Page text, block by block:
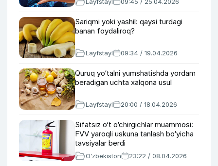
Sariqmi yoki yashil: qaysi turdagi
banan foydaliroq?
Layfstayl 09:34 / 19.04.2026
Quruq yo‘talni yumshatishda yordam
beradigan uchta xalqona usul
Layfstayl 20:00 / 18.04.2026
Sifatsiz o‘t o‘chirgichlar muammosi:
FVV yaroqli uskuna tanlash bo‘yicha
tavsiyalar berdi
O‘zbekiston 23:22 / 08.04.2026